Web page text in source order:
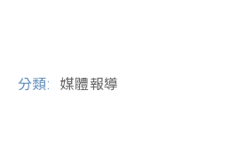
分類: 媒體報導